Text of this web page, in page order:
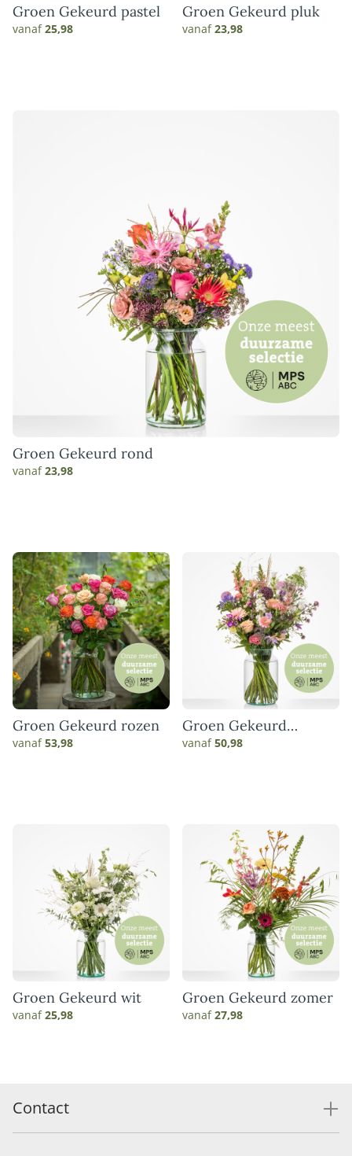
Groen Gekeurd pastel
vanaf25,98
Groen Gekeurd pluk
vanaf23,98
Groen Gekeurd rond
vanaf23,98
Groen Gekeurd rozen
vanaf53,98
Groen Gekeurd
sympathie boeket
vanaf50,98
Groen Gekeurd wit
vanaf25,98
Groen Gekeurd zomer
vanaf27,98
Contact